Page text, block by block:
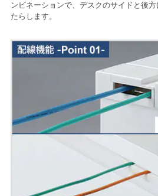
ンビネーションで、デスクのサイドと後
たらします。